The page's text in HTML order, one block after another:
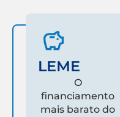
LEME
O
financiamento
mais barato do